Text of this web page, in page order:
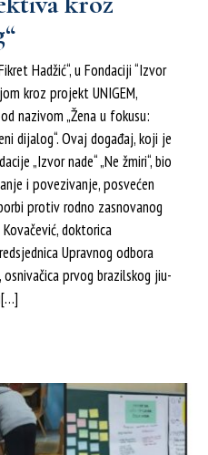
Hadžić“, u Fondaciji “Izvor
kroz projekt UNIGEM,
nazivom „Žena u fokusu:
dijalog“. Ovaj događaj, koji je
„Izvor nade“ „Ne žmiri“, bio
i povezivanje, posvećen
protiv rodno zasnovanog
doktorica
Upravnog odbora
osnivačica prvog brazilskog jiu-